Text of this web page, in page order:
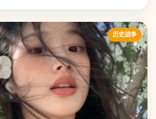
历史战争